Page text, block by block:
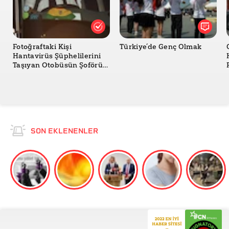
Joe Russo (Twitter)
CNN: Bruce Willis's daughter Scout grateful for
outpouring of support
Fotoğraftaki Kişi
Hantavirüs Şüphelilerini
Taşıyan Otobüsün Şoförü
Türkiye’de Genç Olmak
SON EKLENENLER